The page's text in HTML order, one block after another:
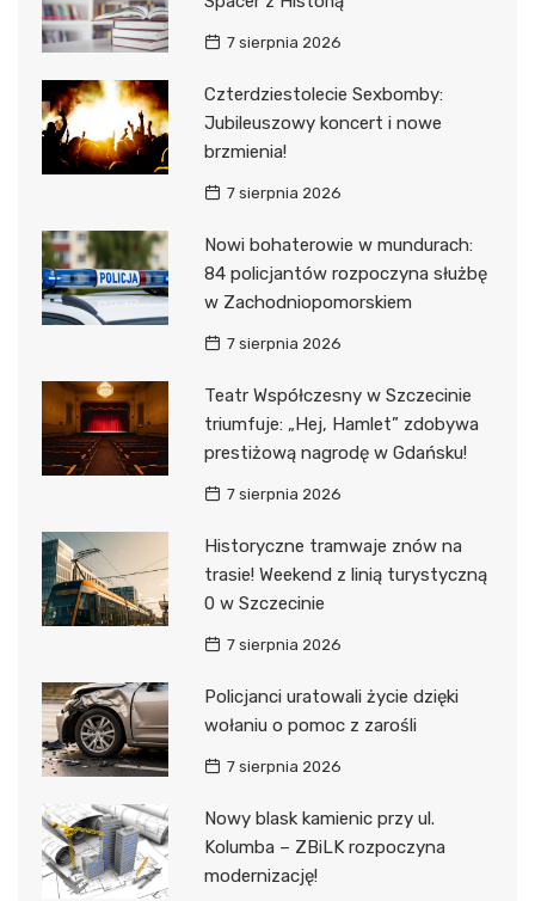
7 sierpnia 2026
Czterdziestolecie Sexbomby:
Jubileuszowy koncert i nowe
brzmienia!
7 sierpnia 2026
Nowi bohaterowie w mundurach:
84 policjantów rozpoczyna służbę
w Zachodniopomorskiem
7 sierpnia 2026
Teatr Współczesny w Szczecinie
triumfuje: „Hej, Hamlet” zdobywa
prestiżową nagrodę w Gdańsku!
7 sierpnia 2026
Historyczne tramwaje znów na
trasie! Weekend z linią turystyczną
0 w Szczecinie
7 sierpnia 2026
Policjanci uratowali życie dzięki
wołaniu o pomoc z zarośli
7 sierpnia 2026
Nowy blask kamienic przy ul.
Kolumba – ZBiLK rozpoczyna
modernizację!